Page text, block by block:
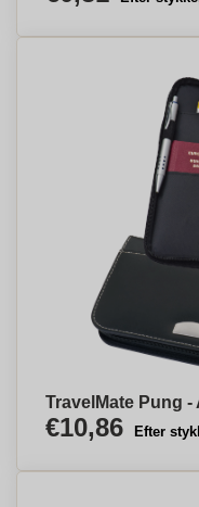
TravelMate Pung -
€10,86 Efter